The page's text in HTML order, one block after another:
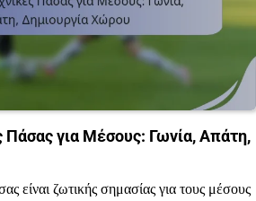
Πάσας για Μέσους: Γωνία, Απάτη,
είναι ζωτικής σημασίας για τους μέσους